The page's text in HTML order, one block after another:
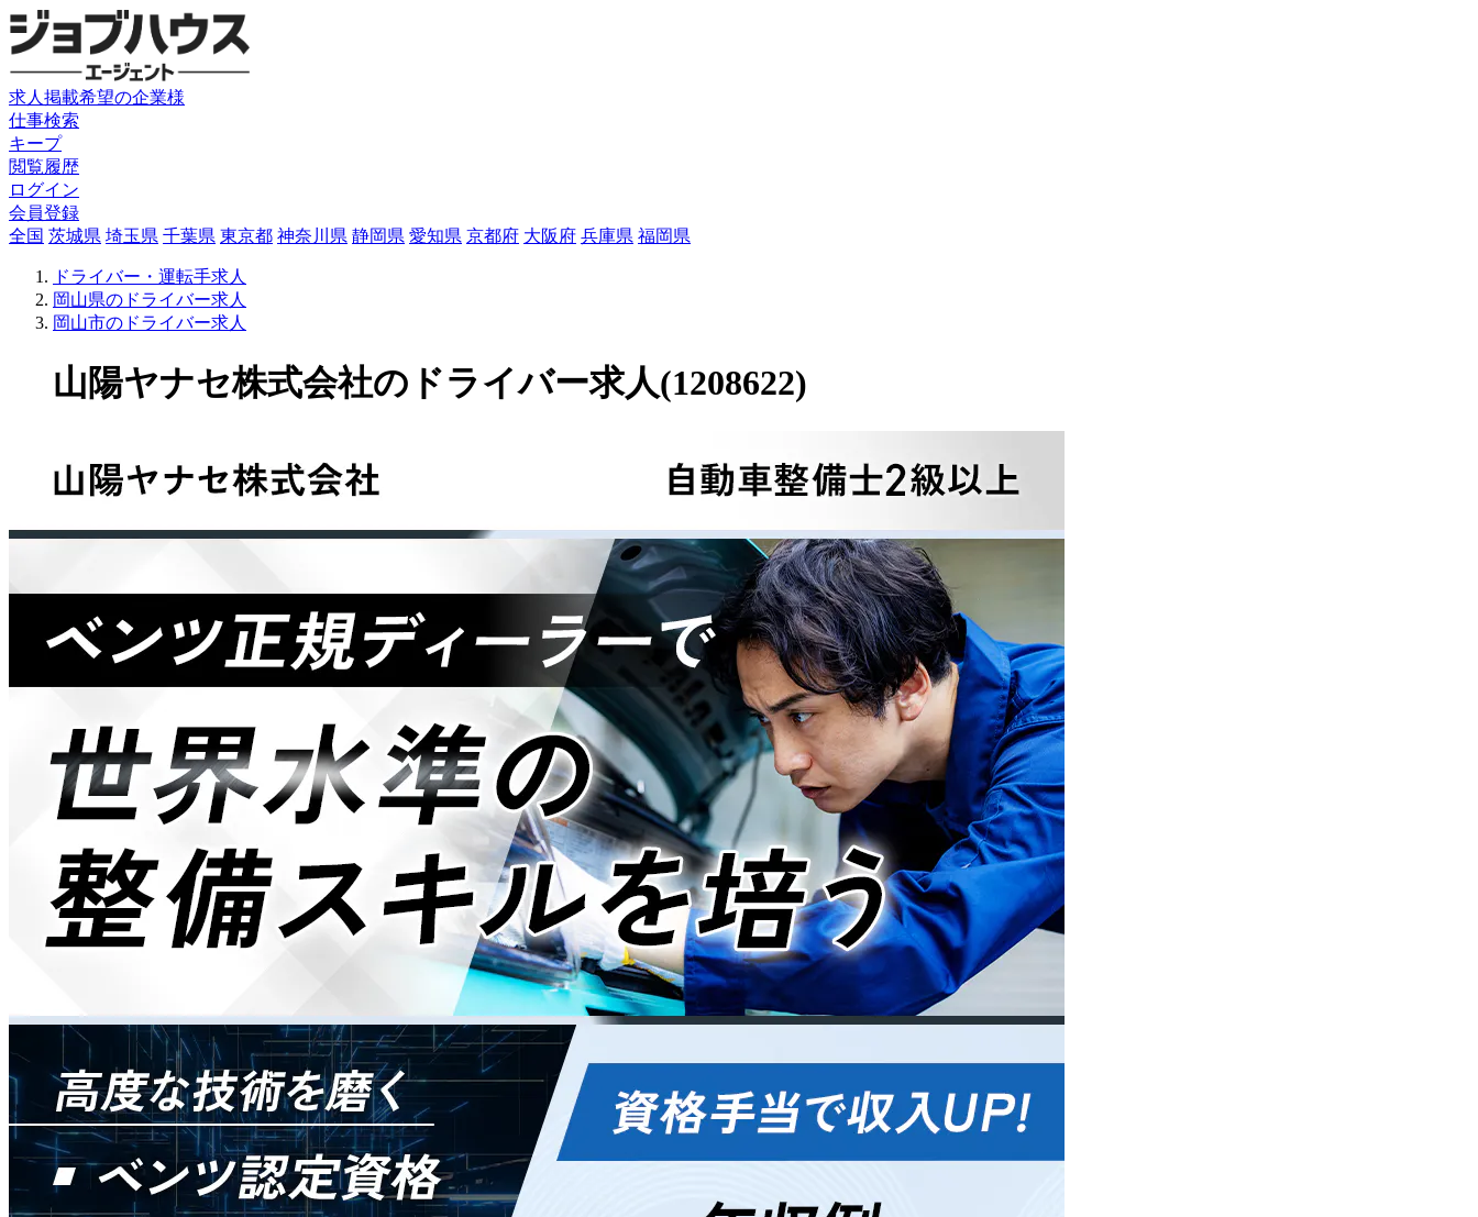
求人掲載希望の企業様
仕事検索
キープ
閲覧履歴
ログイン
会員登録
全国 茨城県 埼玉県 千葉県 東京都 神奈川県 静岡県 愛知県 京都府 大阪府 兵庫県 福岡県
ドライバー・運転手求人
岡山県のドライバー求人
岡山市のドライバー求人
山陽ヤナセ株式会社のドライバー求人(1208622)